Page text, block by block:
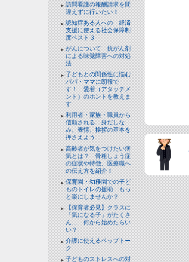
訪問看護の報酬請求を間
違えずに行いたい！
認知症ある人への 経済
支援に使える社会保障制
度ベスト３
がんについて 抗がん剤
による味覚障害への対処
法
子どもとの関係性に悩む
パパ・ママに朗報で
す！ 愛着（アタッチメ
ント）のホントを教えま
す
利用者・家族・職員から
信頼される 身だしな
み、表情、挨拶の基本を
押さえよう
高齢者が気をつけたい病
気とは？ 骨粗しょう症
の症状や特徴、医療職へ
の伝え方を紹介！
保育園・幼稚園での子ど
ものトイレの援助 もっ
と楽にしませんか？
【保育者必見】クラスに
「気になる子」がたくさ
ん… 何から始めたらい
い？
介護に使えるペップトー
ク
子どものストレスへの対